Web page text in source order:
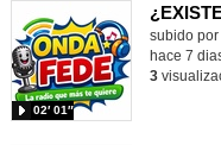
Contenido
subido por
02′ 01″
hace 7
3